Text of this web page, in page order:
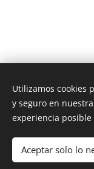
Unione Superiori
Italiano
Utilizamos cookies
y seguro en
experiencia
Aceptar solo lo